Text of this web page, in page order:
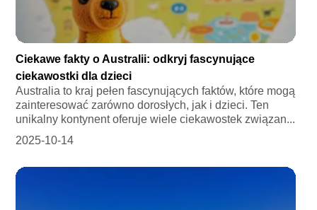
Ciekawe fakty o Australii: odkryj fascynujące
ciekawostki dla dzieci
Australia to kraj pełen fascynujących faktów, które mogą
zainteresować zarówno dorosłych, jak i dzieci. Ten
unikalny kontynent oferuje wiele ciekawostek związan...
2025-10-14